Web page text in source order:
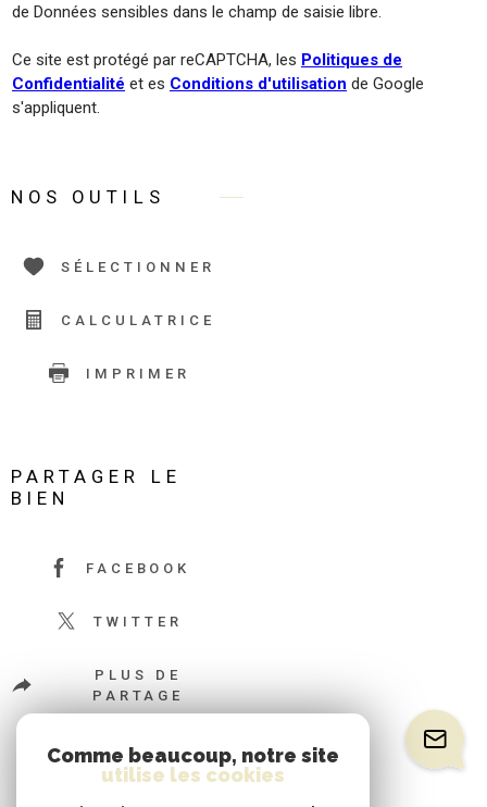
de Données sensibles dans le champ de saisie libre.
Ce site est protégé par reCAPTCHA, les Politiques de
Confidentialité et es Conditions d'utilisation de Google
s'appliquent.
NOS OUTILS
SÉLECTIONNER
CALCULATRICE
IMPRIMER
PARTAGER LE
BIEN
FACEBOOK
TWITTER
PLUS DE
PARTAGE
Comme beaucoup, notre site
utilise les cookies